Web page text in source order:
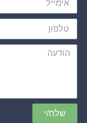
שלח/י